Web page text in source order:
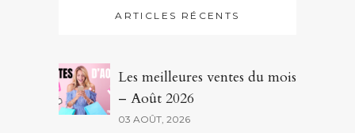
ARTICLES RÉCENTS
Les meilleures ventes du mois
– Août 2026
03 AOÛT, 2026